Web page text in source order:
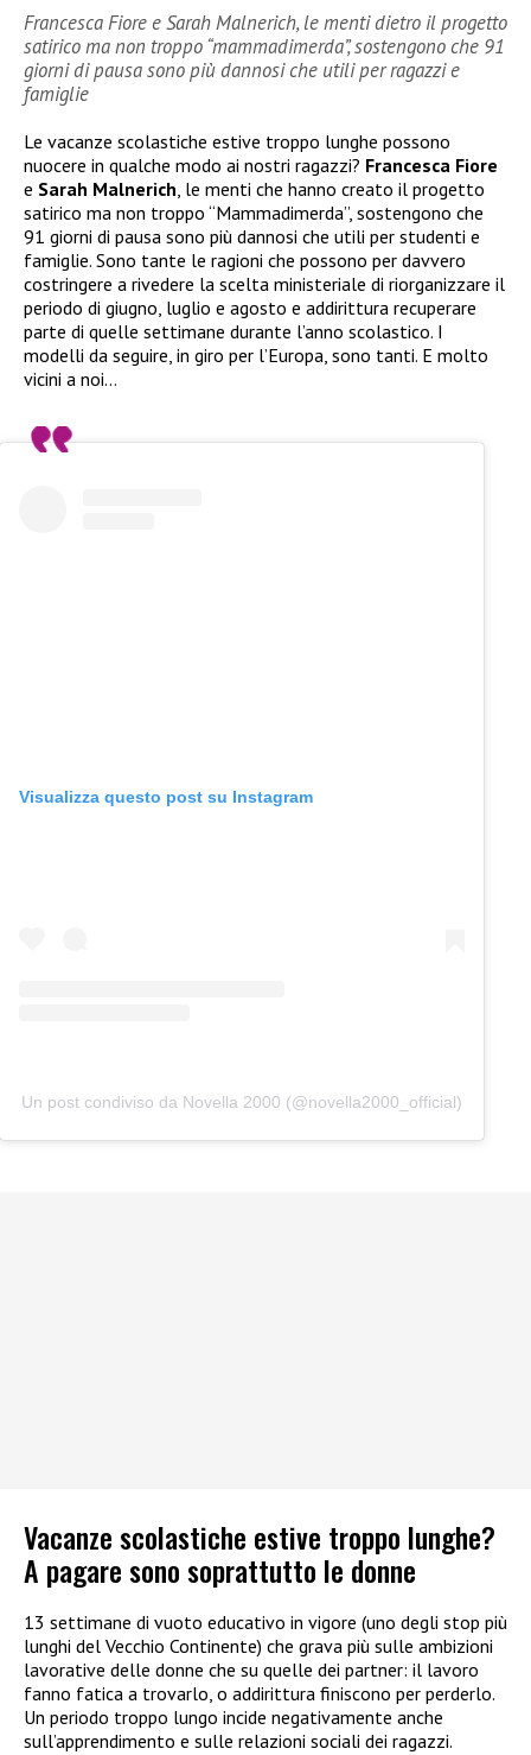
Francesca Fiore e Sarah Malnerich, le menti dietro il progetto
satirico ma non troppo “mammadimerda”, sostengono che 91
giorni di pausa sono più dannosi che utili per ragazzi e
famiglie
Le vacanze scolastiche estive troppo lunghe possono
nuocere in qualche modo ai nostri ragazzi? Francesca Fiore
e Sarah Malnerich, le menti che hanno creato il progetto
satirico ma non troppo “Mammadimerda”, sostengono che
91 giorni di pausa sono più dannosi che utili per studenti e
famiglie. Sono tante le ragioni che possono per davvero
costringere a rivedere la scelta ministeriale di riorganizzare il
periodo di giugno, luglio e agosto e addirittura recuperare
parte di quelle settimane durante l’anno scolastico. I
modelli da seguire, in giro per l’Europa, sono tanti. E molto
vicini a noi…
Visualizza questo post su Instagram
Un post condiviso da Novella 2000 (@novella2000_official)
Vacanze scolastiche estive troppo lunghe?
A pagare sono soprattutto le donne
13 settimane di vuoto educativo in vigore (uno degli stop più
lunghi del Vecchio Continente) che grava più sulle ambizioni
lavorative delle donne che su quelle dei partner: il lavoro
fanno fatica a trovarlo, o addirittura finiscono per perderlo.
Un periodo troppo lungo incide negativamente anche
sull’apprendimento e sulle relazioni sociali dei ragazzi.